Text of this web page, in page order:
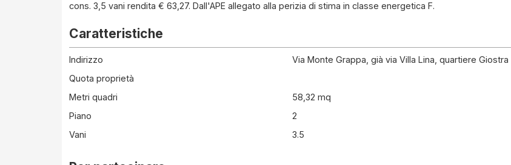
cons. 3,5 vani rendita € 63,27. Dall'APE allegato alla perizia di stima in classe energetica F.
Caratteristiche
Indirizzo
Via Monte Grappa, già via Villa Lina, quartiere Giostra
Quota proprietà
Metri quadri
58,32 mq
Piano
2
Vani
3.5